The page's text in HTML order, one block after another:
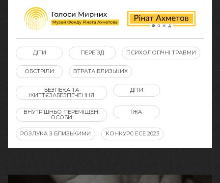
ДІТИ ПЕРЕЇЗД ПСИХОЛОГІЧНІ ТРАВМИ
ОБСТРІЛИ ВТРАТА БЛИЗЬКИХ
БЕЗПЕКА ТА
ЖИТТЄЗАБЕЗПЕЧЕННЯ
ДІТИ
ВНУТРІШНЬО ПЕРЕМІЩЕНІ
ОСОБИ
ЇЖА
РОЗЛУКА З БЛИЗЬКИМИ КОНКУРС ЕСЕ 2023